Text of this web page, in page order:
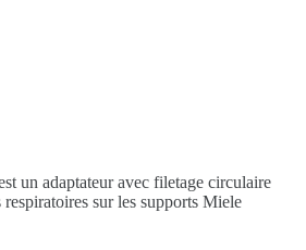
un adaptateur avec filetage circulaire
sur les supports Miele